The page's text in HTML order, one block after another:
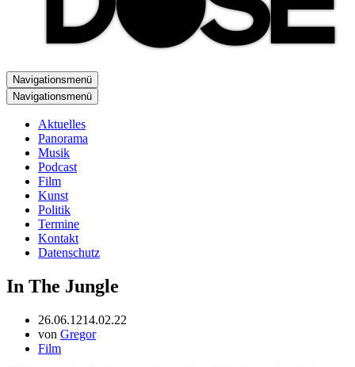
Navigationsmenü
Navigationsmenü
Aktuelles
Panorama
Musik
Podcast
Film
Kunst
Politik
Termine
Kontakt
Datenschutz
In The Jungle
26.06.1214.02.22
von Gregor
Film